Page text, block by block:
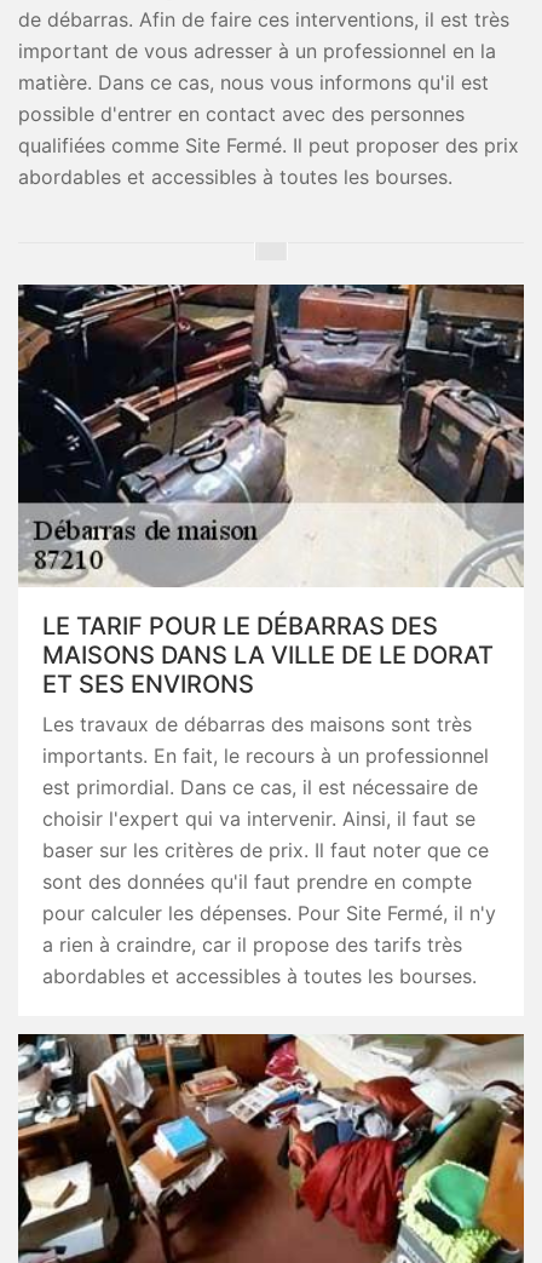
de débarras. Afin de faire ces interventions, il est très
important de vous adresser à un professionnel en la
matière. Dans ce cas, nous vous informons qu'il est
possible d'entrer en contact avec des personnes
qualifiées comme Site Fermé. Il peut proposer des prix
abordables et accessibles à toutes les bourses.
LE TARIF POUR LE DÉBARRAS DES
MAISONS DANS LA VILLE DE LE DORAT
ET SES ENVIRONS
Les travaux de débarras des maisons sont très
importants. En fait, le recours à un professionnel
est primordial. Dans ce cas, il est nécessaire de
choisir l'expert qui va intervenir. Ainsi, il faut se
baser sur les critères de prix. Il faut noter que ce
sont des données qu'il faut prendre en compte
pour calculer les dépenses. Pour Site Fermé, il n'y
a rien à craindre, car il propose des tarifs très
abordables et accessibles à toutes les bourses.